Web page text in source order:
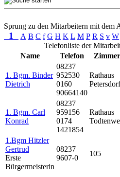
Sprung zu den Mitarbeitern mit dem
1 A B C f G H K L M P R S v W
Telefonliste der
Name
Telefon Zimmer
1. Bgm. Binder
Dietrich
08237
952530
0160
90664140
Rathaus
Petersdorf
1. Bgm. Carl
Konrad
08237
959156
0174
1421854
Rathaus
1.Bgm Hitzler
Gertrud
Erste
Bürgermeisterin
08237
9607-0
105